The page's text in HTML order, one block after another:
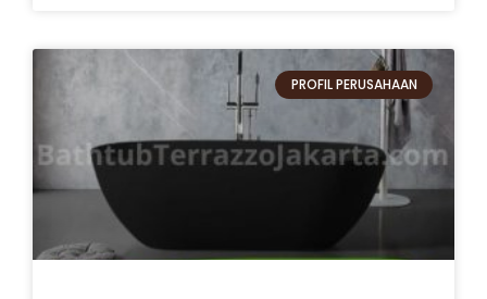
PROFIL PERUSAHAAN